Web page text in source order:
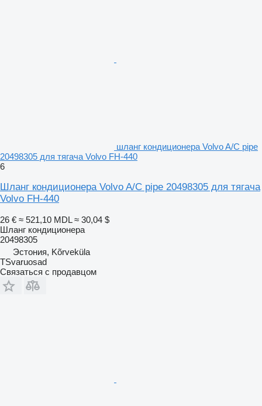
шланг кондиционера Volvo A/C pipe
20498305 для тягача Volvo FH-440
6
Шланг кондиционера Volvo A/C pipe 20498305 для тягача
Volvo FH-440
26 € ≈ 521,10 MDL ≈ 30,04 $
Шланг кондиционера
20498305
Эстония, Kõrveküla
TSvaruosad
Связаться с продавцом